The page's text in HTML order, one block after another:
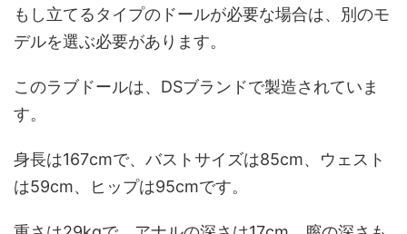
もし立てるタイプのドールが必要な場合は、別のモ
デルを選ぶ必要があります。
このラブドールは、DSブランドで製造されていま
す。
身長は167cmで、バストサイズは85cm、ウェスト
は59cm、ヒップは95cmです。